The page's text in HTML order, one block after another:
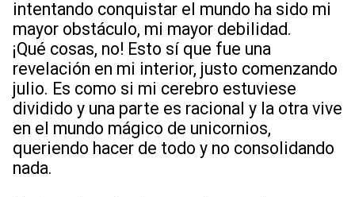
intentando conquistar el mundo ha sido mi
mayor obstáculo, mi mayor debilidad.
¡Qué cosas, no! Esto sí que fue una
revelación en mi interior, justo comenzando
julio. Es como si mi cerebro estuviese
dividido y una parte es racional y la otra vive
en el mundo mágico de unicornios,
queriendo hacer de todo y no consolidando
nada.